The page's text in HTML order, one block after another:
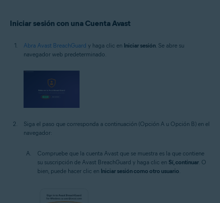
Iniciar sesión con una Cuenta Avast
Abra Avast BreachGuard y haga clic en Iniciar sesión. Se abre su
navegador web predeterminado.
Siga el paso que corresponda a continuación (Opción A u Opción B) en el
navegador:
Compruebe que la cuenta Avast que se muestra es la que contiene
su suscripción de Avast BreachGuard y haga clic en Sí, continuar. O
bien, puede hacer clic en Iniciar sesión como otro usuario.